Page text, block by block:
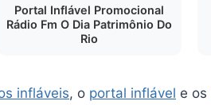
Portal Inflável Promocional
Rádio Fm O Dia Patrimônio Do
Rio
infláveis, o portal inflável e os